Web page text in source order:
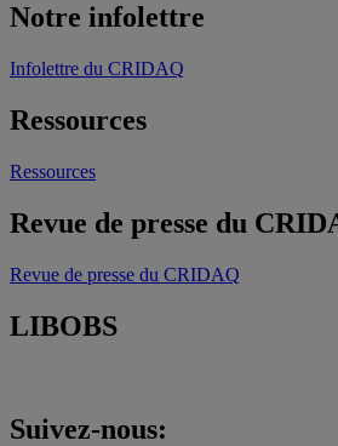
Notre infolettre
Infolettre du CRIDAQ
Ressources
Ressources
Revue de presse du
Revue de presse du CRIDAQ
LIBOBS
Suivez-nous: